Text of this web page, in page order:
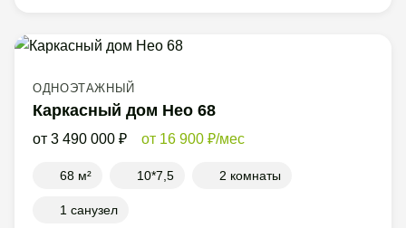
ОДНОЭТАЖНЫЙ
Каркасный дом Нео 68
3 490 000 16 900 /мес
68 м² 10*7,5 2 комнаты
1 санузел